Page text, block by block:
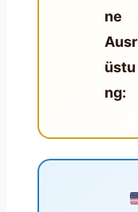
ne
Ausr
üstu
ng: